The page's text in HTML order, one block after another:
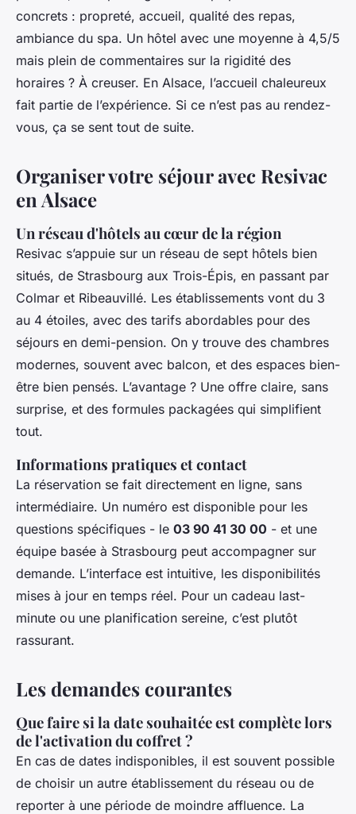
concrets : propreté, accueil, qualité des repas,
ambiance du spa. Un hôtel avec une moyenne à 4,5/5
mais plein de commentaires sur la rigidité des
horaires ? À creuser. En Alsace, l’accueil chaleureux
fait partie de l’expérience. Si ce n’est pas au rendez-
vous, ça se sent tout de suite.
Organiser votre séjour avec Resivac
en Alsace
Un réseau d'hôtels au cœur de la région
Resivac s’appuie sur un réseau de sept hôtels bien
situés, de Strasbourg aux Trois-Épis, en passant par
Colmar et Ribeauvillé. Les établissements vont du 3
au 4 étoiles, avec des tarifs abordables pour des
séjours en demi-pension. On y trouve des chambres
modernes, souvent avec balcon, et des espaces bien-
être bien pensés. L’avantage ? Une offre claire, sans
surprise, et des formules packagées qui simplifient
tout.
Informations pratiques et contact
La réservation se fait directement en ligne, sans
intermédiaire. Un numéro est disponible pour les
questions spécifiques - le 03 90 41 30 00 - et une
équipe basée à Strasbourg peut accompagner sur
demande. L’interface est intuitive, les disponibilités
mises à jour en temps réel. Pour un cadeau last-
minute ou une planification sereine, c’est plutôt
rassurant.
Les demandes courantes
Que faire si la date souhaitée est complète lors
de l'activation du coffret ?
En cas de dates indisponibles, il est souvent possible
de choisir un autre établissement du réseau ou de
reporter à une période de moindre affluence. La